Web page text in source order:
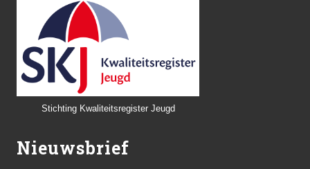
Stichting Kwaliteitsregister Jeugd
Nieuwsbrief